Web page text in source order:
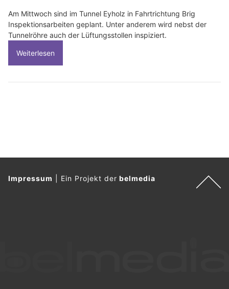
Am Mittwoch sind im Tunnel Eyholz in Fahrtrichtung Brig
Inspektionsarbeiten geplant. Unter anderem wird nebst der
Tunnelröhre auch der Lüftungsstollen inspiziert.
Weiterlesen
Impressum Ein Projekt derbelmedia